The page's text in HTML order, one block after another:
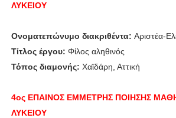
ΛΥΚΕΙΟΥ
Ονοματεπώνυμο διακριθέντα: Αριστέα-
Τίτλος έργου: Φίλος αληθινός
Τόπος διαμονής: Χαϊδάρη, Αττική
4ος ΕΠΑΙΝΟΣ ΕΜΜΕΤΡΗΣ ΠΟΙΗΣΗΣ
ΛΥΚΕΙΟΥ